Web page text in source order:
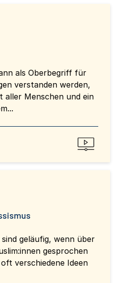
als Oberbegriff für
verstanden werden,
aller Menschen und ein
geläufig, wenn über
gesprochen
verschiedene Ideen